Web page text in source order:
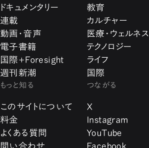
ドキュメンタリー
連載
動画・音声
電子書籍
国際+Foresight
週刊新潮
教育
カルチャー
医療・ウェルネス
テクノロジー
ライフ
国際
もっと知る
このサイトについて
料金
よくある質問
問い合わせ
つながる
X
Instagram
YouTube
Facebook